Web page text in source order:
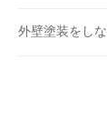
外壁塗装をし